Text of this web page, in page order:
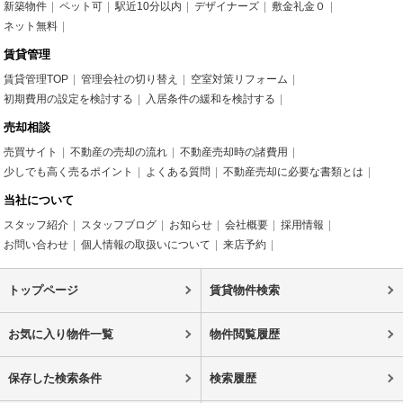
新築物件 ペット可 駅近10分以内 デザイナーズ
敷金礼金０
ネット無料
賃貸管理
賃貸管理TOP 管理会社の切り替え
空室対策リフォーム
初期費用の設定を検討する
入居条件の緩和を検討する
売却相談
売買サイト 不動産の売却の流れ
不動産売却時の諸費用
少しでも高く売るポイント
よくある質問 不動産売却に必要な書類とは
当社について
スタッフ紹介 スタッフブログ お知らせ 会社概要
採用情報
お問い合わせ
個人情報の取扱いについて 来店予約
トップページ 賃貸物件検索
お気に入り物件一覧 物件閲覧履歴
保存した検索条件 検索履歴